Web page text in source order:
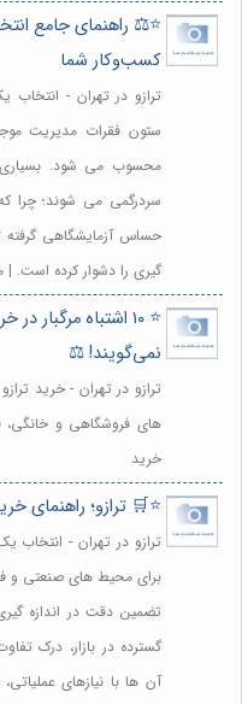
⭐️⚖️ راهنمای جامع
کسب‌وکار شما
ترازو در تهران - انتخاب
ستون فقرات مدیریت
محسوب می شود. بسیاری
سردرگمی می شوند؛ چرا که
حساس آزمایشگاهی گرفته
گیری را دشوار کرده است.
⭐️ ۱۰ اشتباه مرگبار
نمی‌گویند! ⚖️
ترازو در تهران - خرید
های فروشگاهی و خانگی،
خرید
⭐️🛒 ترازو؛ راهنمای
ترازو در تهران -
برای محیط های صنعتی و
تضمین دقت در اندازه
گسترده در بازار، درک
آن ها با نیازهای